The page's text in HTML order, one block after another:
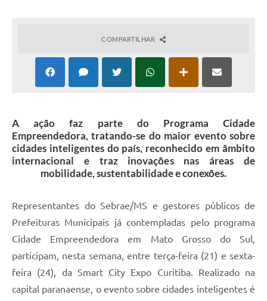
COMPARTILHAR
A ação faz parte do Programa Cidade
Empreendedora, tratando-se do maior evento sobre
cidades inteligentes do país, reconhecido em âmbito
internacional e traz inovações nas áreas de
mobilidade, sustentabilidade e conexões.
Representantes do Sebrae/MS e gestores públicos de
Prefeituras Municipais já contempladas pelo programa
Cidade Empreendedora em Mato Grosso do Sul,
participam, nesta semana, entre terça-feira (21) e sexta-
feira (24), da Smart City Expo Curitiba. Realizado na
capital paranaense, o evento sobre cidades inteligentes é